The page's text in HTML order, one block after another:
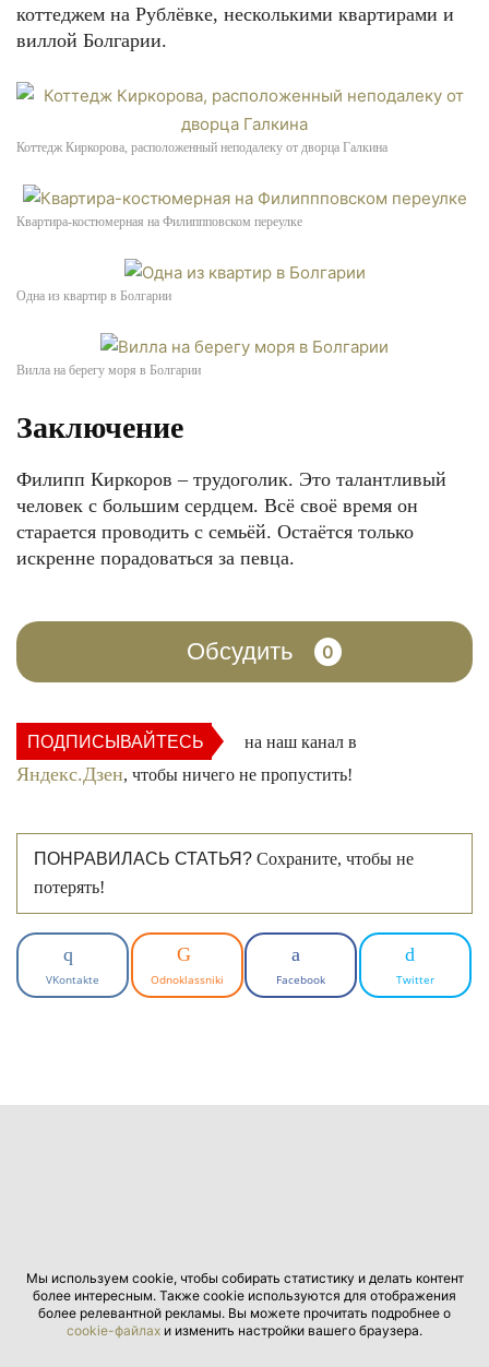
коттеджем на Рублёвке, несколькими квартирами и
виллой Болгарии.
Коттедж Киркорова, расположенный неподалеку от дворца Галкина
Квартира-костюмерная на Филиппповском переулке
Одна из квартир в Болгарии
Вилла на берегу моря в Болгарии
Заключение
Филипп Киркоров – трудоголик. Это талантливый
человек с большим сердцем. Всё своё время он
старается проводить с семьёй. Остаётся только
искренне порадоваться за певца.
Обсудить 0
ПОДПИСЫВАЙТЕСЬ на наш канал в
Яндекс.Дзен, чтобы ничего не пропустить!
ПОНРАВИЛАСЬ СТАТЬЯ? Сохраните, чтобы не
потерять!
VKontakte Odnoklassniki Facebook Twitter
Мы используем cookie, чтобы собирать статистику и делать контент
более интересным. Также cookie используются для отображения
более релевантной рекламы. Вы можете прочитать подробнее о
cookie-файлах и изменить настройки вашего браузера.